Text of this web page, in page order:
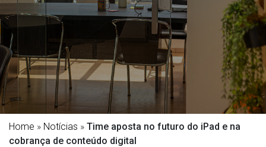
Home » Notícias » Time aposta no futuro do iPad e na
cobrança de conteúdo digital